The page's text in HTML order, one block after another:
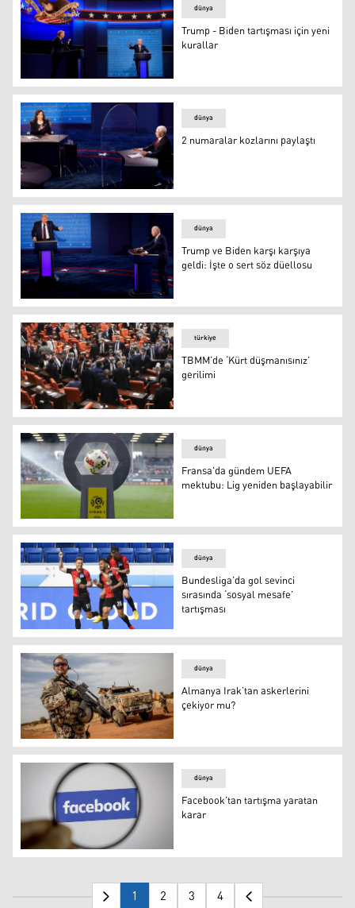
Trump - Biden tartışması için yeni kurallar
dünya
Trump - Biden tartışması için yeni
kurallar
2 numaralar kozlarını paylaştı
dünya
2 numaralar kozlarını paylaştı
Trump ve Biden karşı karşıya geldi: İşte o sert söz
dünya
Trump ve Biden karşı karşıya
geldi: İşte o sert söz düellosu
TBMM’de ‘Kürt düşmanısınız’ gerilimi
türkiye
TBMM’de ‘Kürt düşmanısınız’
gerilimi
Fransa'da gündem UEFA mektubu: Lig yeniden
dünya
Fransa'da gündem UEFA
mektubu: Lig yeniden başlayabilir
Bundesliga’da gol sevinci sırasında ‘sosyal mesafe’
dünya
Bundesliga’da gol sevinci
sırasında ‘sosyal mesafe’
tartışması
Almanya Irak’tan askerlerini çekiyor mu?
dünya
Almanya Irak’tan askerlerini
çekiyor mu?
Facebook’tan tartışma yaratan karar
dünya
Facebook’tan tartışma yaratan
karar
1 2 3 4